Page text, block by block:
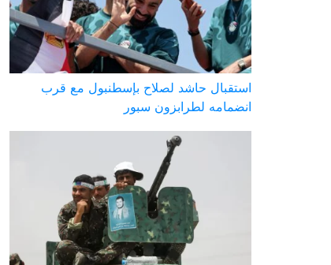
استقبال حاشد لصلاح بإسطنبول مع قرب
انضمامه لطرابزون سبور